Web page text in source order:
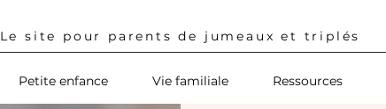
Le site pour parents de jumeaux et triplés
Petite enfance Vie familiale Ressources